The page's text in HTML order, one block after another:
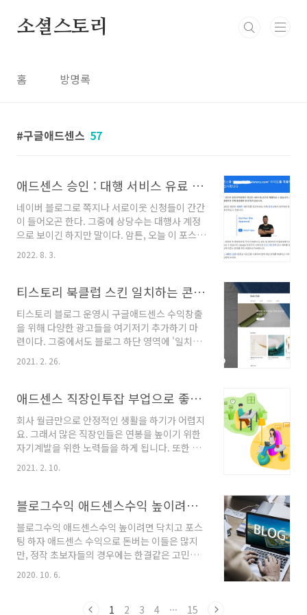
소셜스토리
홈 방명록
구글애드센스 57
애드센스 승인 : 대행 서비스 유료 구매 말고 직접하자 쉽다
네이버 블로그로 쪽지나 서로이웃 신청들이 간간
이 들어오곤 한다. 그중에 상당수는 대행사 계정
으로 보이긴 하지만 말이다. 암튼, 오늘 이 포스팅
의 주제에 영감을 준 블로그가 있어 이야기 해본
다. 서로이웃을 신청한 블로그가 있길래 찾아보
은 이들의 관심을 얻고 있는 부업, 애드센스, 제휴
익을 올린 경험을 바탕으로 나름 활발한 활동을
하는 듯 보였다. 하지만 정작 내 눈에 띄인 블로그
의 홍보 내용에는 이런내용이 있었다. 바로 애드
센스 승인 대행 서비스 라는 거였다. 즉시 사용 가
렇게도 돈버는구나 싶은 생각도 들었지..
2022. 8. 3.
티스토리 북클럽 스킨 일치하는 콘텐츠 넣기
티스토리 블로그 운영시 구글애드센스 수익창출
을 위해 다양한 광고들을 여기저기 추가하기 마
련이다. 그중에서도 블로그 하단 영역에 '일치하
는 콘텐츠' 광고를 추가하는 경우도 많은데, 이번
포스팅에서는 티스토리 블로그 반응형 스킨 중에
움이 될거다. 이 글을 작성하기 불과 30분 전 즈
ㅎ 북클럽 스킨 html 편집 화면에서 먼저 아래
코드를 검색하자. 이 소스 코드 다음줄에 '구글애
드센스에서 세팅한 일치하는 콘텐츠' 소스 코드
를 입력하면 된다. 그러면 끝난다. 단, 주의할 점
찾을 수 있다. 처음 검색하면 315번 줄 ..
2021. 2. 26.
애드센스 직장인투잡 부업으로 좋지만 하기 힘든 이유
회사 월급만으로 안정적인 생활을 하기가 어렵지
요. 그래서 많은 직장인들은 연봉을 높이기 위한
자기계발을 위한 노력들을 하게 됩니다. 또한 투
잡이나 부업의 세계로 시선을 돌리기도 할겁니
다. 그중에서도 이미 많이 알려진 애드센스의 경
는걸 다양한 경로를 통해 접했기에 선뜻 도전하
게 됩니다. 하지만 애드센스 수익으로 안정적인
수익을 올리고 있는 직장인은 아주 극소수에 불
과하죠. 나아가 월급 이상의 고수익을 창출하는
초고수에 이르는 사람들도 아주 일부에 불과합니
다. 곰곰히 생각해보면 많은 사람들이 구글애드
2021. 2. 10.
블로그수익 애드센스수익 높이려면 닥치고 포스팅 하자
블로그수익 애드센스수익 높이려면 닥치고 포스
팅 하자 애드센스 수익으로 돈버는 이들은 많지
만, 정작 초보자들의 경우에는 한결같은 고민과
작성도 어렵게 하는데 거기에다 초기의 수익창출
의 시간투자는 반드시 필요하다. 이 시간의 투자
2020. 10. 6.
1 2 3 4 ··· 15